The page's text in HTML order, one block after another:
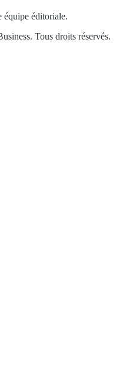
équipe éditoriale.
Tous droits réservés.